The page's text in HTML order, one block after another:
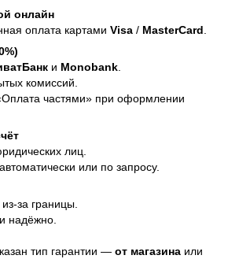
онлайн
оплата картами Visa / MasterCard
и Monobank
комиссий.
частями» при оформлении
лиц.
или по запросу.
за границы.
надёжно.
тип гарантии — от магазина или